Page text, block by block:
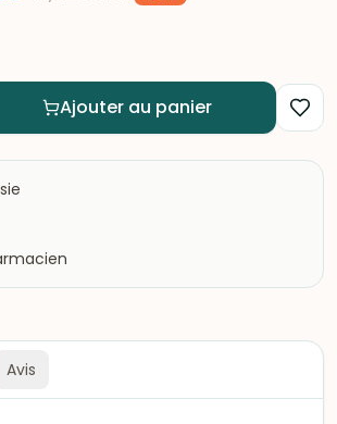
Ajouter au panier
Avis